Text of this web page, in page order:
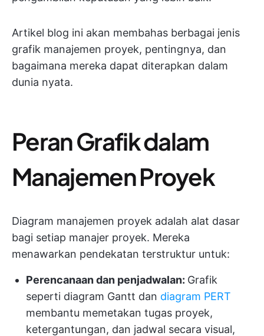
Artikel blog ini akan membahas berbagai jenis
grafik manajemen proyek, pentingnya, dan
bagaimana mereka dapat diterapkan dalam
dunia nyata.
Peran Grafik dalam
Manajemen Proyek
Diagram manajemen proyek adalah alat dasar
bagi setiap manajer proyek. Mereka
menawarkan pendekatan terstruktur untuk:
Perencanaan dan penjadwalan: Grafik
seperti diagram Gantt dan diagram PERT
membantu memetakan tugas proyek,
ketergantungan, dan jadwal secara visual,